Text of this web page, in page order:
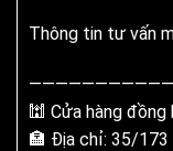
Thông tin tư vấn
🕍 Cửa hàng
🏣 Địa chỉ: 35/173